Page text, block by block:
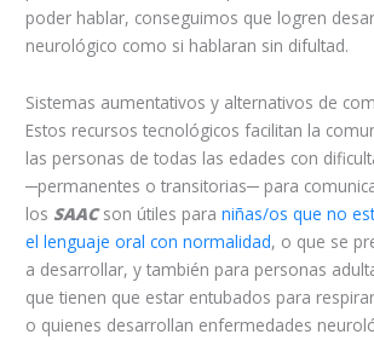
poder hablar, conseguimos que logren
neurológico como si hablaran sin difultad.
Sistemas aumentativos y alternativos de
Estos recursos tecnológicos facilitan la
las personas de todas las edades con
─permanentes o transitorias─ para
los SAACson útiles paraniñas/os que no
el lenguaje oral con normalidad, o que se
a desarrollar, y también para personas
que tienen que estar entubados para
o quienes desarrollan enfermedades